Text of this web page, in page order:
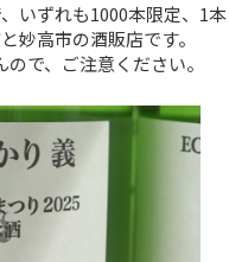
いずれも1000本限定、1本
妙高市の酒販店です。
で、ご注意ください。